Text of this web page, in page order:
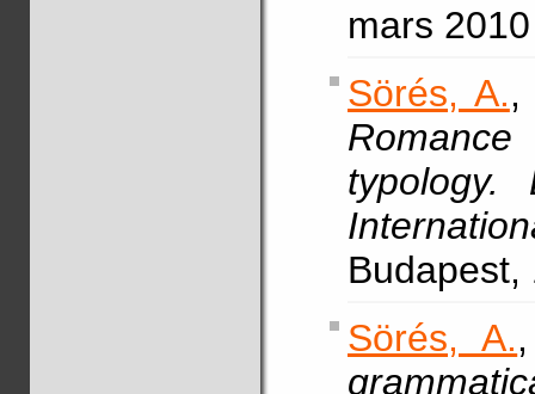
mars
Sörés, A.,
typology.
Budapest,
Sörés, A.